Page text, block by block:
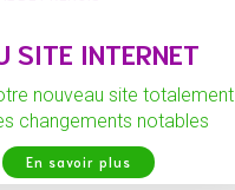
SITE INTERNET
nouveau site totalement
changements notables
En savoir plus